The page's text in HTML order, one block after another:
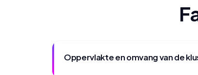
Oppervlakte en omvang van de